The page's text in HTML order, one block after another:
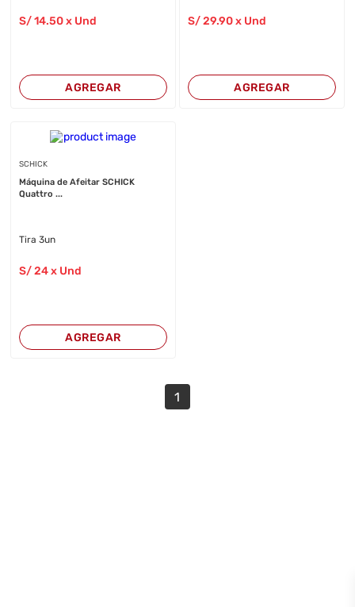
S/14.50 x Und
AGREGAR
S/29.90x Und
AGREGAR
SCHICK
Máquina de Afeitar SCHICK
Quattro ...
Tira 3un
S/24 x Und
AGREGAR
1